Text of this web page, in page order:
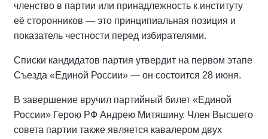
членство в партии или принадлежность к институту
её сторонников — это принципиальная позиция и
показатель честности перед избирателями.
Списки кандидатов партия утвердит на первом этапе
Съезда «Единой России» — он состоится 28 июня.
В завершение вручил партийный билет «Единой
России» Герою РФ Андрею Митяшину. Член Высшего
совета партии также является кавалером двух